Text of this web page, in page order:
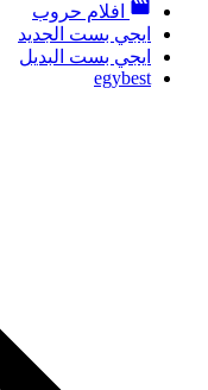
افلام حروب
ايجي بست الجديد
ايجي بست البديل
egybest